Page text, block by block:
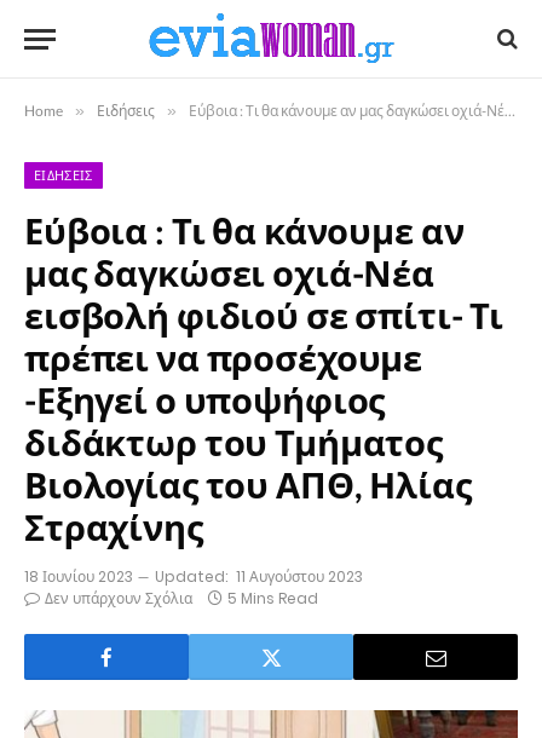
Home » Ειδήσεις » Εύβοια : Τι θα κάνουμε αν μας δαγκώσει οχιά-Νέα εισβολή φιδιού σε σπίτι- Τι πρέπει να προσέχουμε -Εξηγεί ο υποψήφιος διδάκτωρ του Τμήματος Βιολογίας του ΑΠΘ, Ηλίας Στραχίνης
ΕΙΔΉΣΕΙΣ
Εύβοια : Τι θα κάνουμε αν
μας δαγκώσει οχιά-Νέα
εισβολή φιδιού σε σπίτι- Τι
πρέπει να προσέχουμε
-Εξηγεί ο υποψήφιος
διδάκτωρ του Τμήματος
Βιολογίας του ΑΠΘ, Ηλίας
Στραχίνης
18 Ιουνίου 2023 Updated: 11 Αυγούστου 2023
Δεν υπάρχουν Σχόλια
5 Mins Read